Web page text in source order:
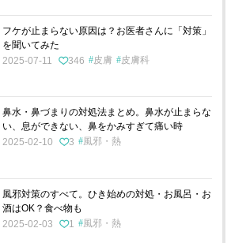
フケが止まらない原因は？お医者さんに「対策」
を聞いてみた
2025-07-11
346 皮膚 皮膚科
鼻水・鼻づまりの対処法まとめ。鼻水が止まらな
い、息ができない、鼻をかみすぎて痛い時
2025-02-10
3 風邪・熱
風邪対策のすべて。ひき始めの対処・お風呂・お
酒はOK？食べ物も
2025-02-03
1 風邪・熱